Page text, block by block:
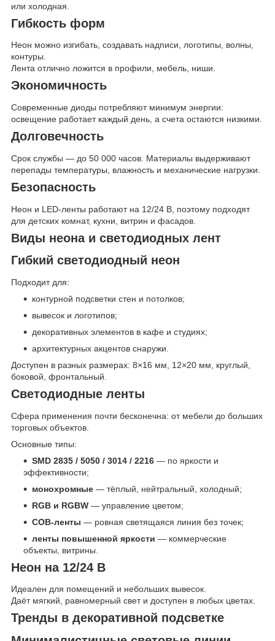
или холодная.
Гибкость форм
Неон можно изгибать, создавать надписи, логотипы, волны,
контуры.
Лента отлично ложится в профили, мебель, ниши.
Экономичность
Современные диоды потребляют минимум энергии:
освещение работает каждый день, а счета остаются низкими.
Долговечность
Срок службы — до 50 000 часов. Материалы выдерживают
перепады температуры, влажность и механические нагрузки.
Безопасность
Неон и LED-ленты работают на 12/24 В, поэтому подходят
для детских комнат, кухни, витрин и фасадов.
Виды неона и светодиодных лент
Гибкий светодиодный неон
Подходит для:
контурной подсветки стен и потолков;
вывесок и логотипов;
декоративных элементов в кафе и студиях;
архитектурных акцентов снаружи.
Доступен в разных размерах: 8×16 мм, 12×20 мм, круглый,
боковой, фронтальный.
Светодиодные ленты
Сфера применения почти бесконечна: от мебели до больших
торговых объектов.
Основные типы:
SMD 2835 / 5050 / 3014 / 2216 — по яркости и
эффективности;
монохромные — тёплый, нейтральный, холодный;
RGB и RGBW — управление цветом;
COB-ленты — ровная светящаяся линия без точек;
ленты повышенной яркости — коммерческие
объекты, витрины.
Неон на 12/24 В
Идеален для помещений и небольших вывесок.
Даёт мягкий, равномерный свет и доступен в любых цветах.
Тренды в декоративной подсветке